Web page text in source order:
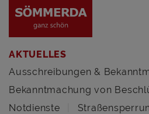
AKTUELLES
Ausschreibungen &
Bekanntmachung von
Notdienste